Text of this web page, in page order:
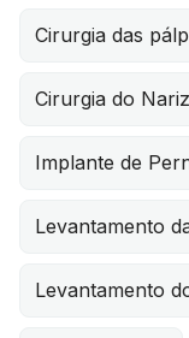
Cirurgia das
Cirurgia do Nariz
Implante de
Levantamento
Levantamento